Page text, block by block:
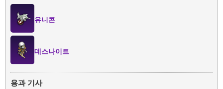
유니콘
데스나이트
용과 기사